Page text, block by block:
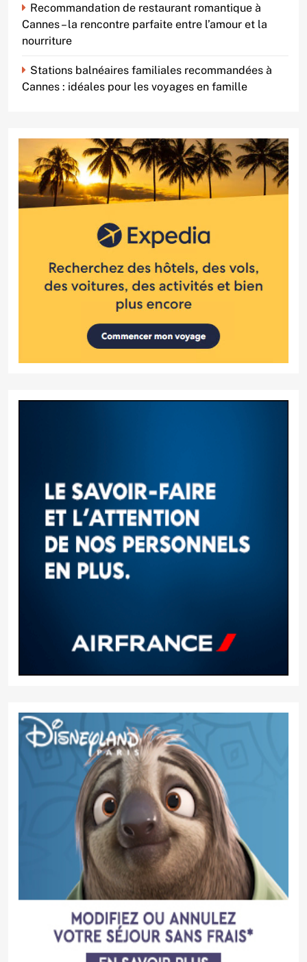
Recommandation de restaurant romantique à
Cannes – la rencontre parfaite entre l’amour et la
nourriture
Stations balnéaires familiales recommandées à
Cannes : idéales pour les voyages en famille